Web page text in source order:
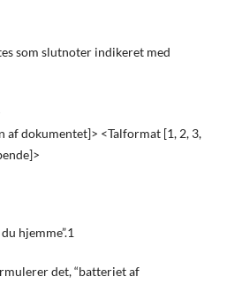
som slutnoter indikeret med
dokumentet]> <Talformat [1, 2, 3,
hjemme”.1
det, “batteriet af